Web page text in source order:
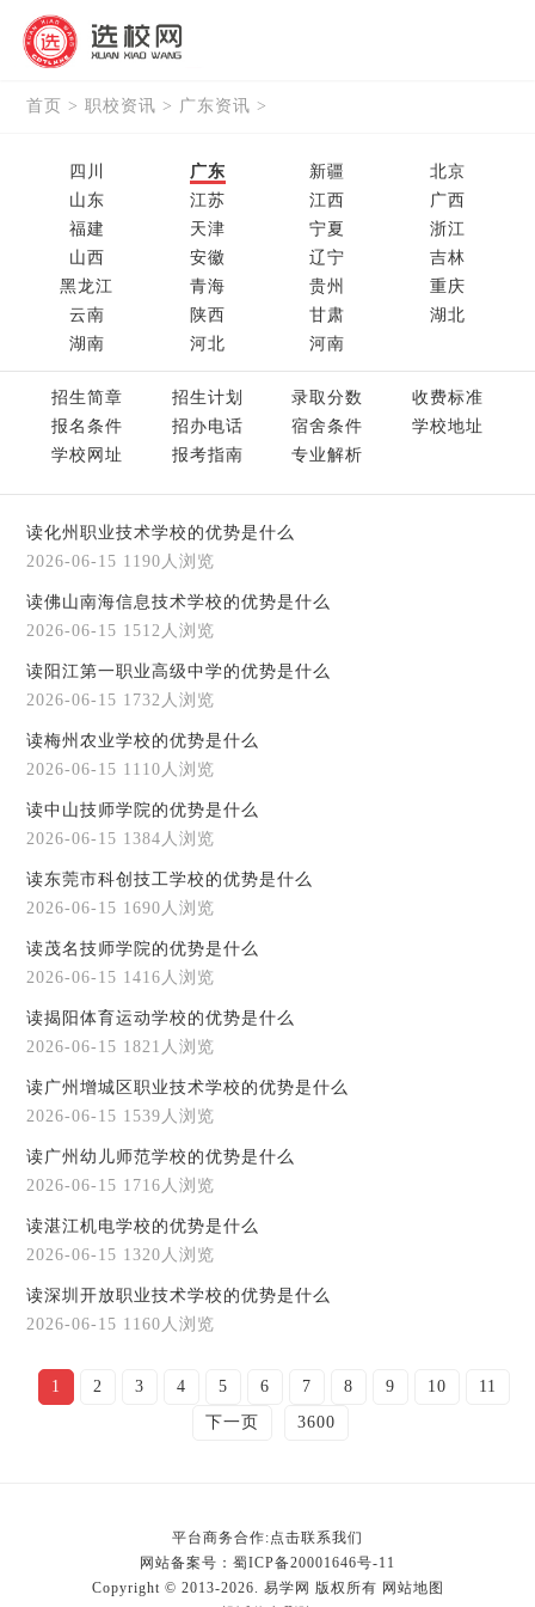
首页 >职校资讯 > 广东资讯 >
四川 广东 新疆
北京
山东
江苏 江西
广西
福建
天津 宁夏
浙江
山西
安徽 辽宁
吉林
黑龙江
青海 贵州
重庆
云南
陕西 甘肃
湖北
湖南
河北 河南
招生简章 招生计划 录取分数
收费标准
报名条件
招办电话 宿舍条件
学校地址
学校网址
报考指南 专业解析
读化州职业技术学校的优势是什么
2026-06-15 1190人浏览
读佛山南海信息技术学校的优势是什么
2026-06-15 1512人浏览
读阳江第一职业高级中学的优势是什么
2026-06-15 1732人浏览
读梅州农业学校的优势是什么
2026-06-15 1110人浏览
读中山技师学院的优势是什么
2026-06-15 1384人浏览
读东莞市科创技工学校的优势是什么
2026-06-15 1690人浏览
读茂名技师学院的优势是什么
2026-06-15 1416人浏览
读揭阳体育运动学校的优势是什么
2026-06-15 1821人浏览
读广州增城区职业技术学校的优势是什么
2026-06-15 1539人浏览
读广州幼儿师范学校的优势是什么
2026-06-15 1716人浏览
读湛江机电学校的优势是什么
2026-06-15 1320人浏览
读深圳开放职业技术学校的优势是什么
2026-06-15 1160人浏览
1 2 3 4 5 6 7 8 9 10
11
下一页
3600
平台商务合作:点击联系我们
网站备案号： 蜀ICP备20001646号-11
Copyright © 2013-2026. 易学网 版权所有 网站地图